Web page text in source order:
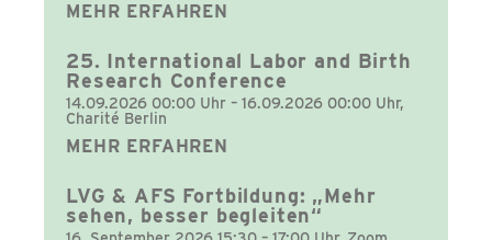
MEHR ERFAHREN
25. International Labor and Birth
Research Conference
14.09.2026 00:00 Uhr – 16.09.2026 00:00 Uhr,
Charité Berlin
MEHR ERFAHREN
LVG & AFS Fortbildung: „Mehr
sehen, besser begleiten“